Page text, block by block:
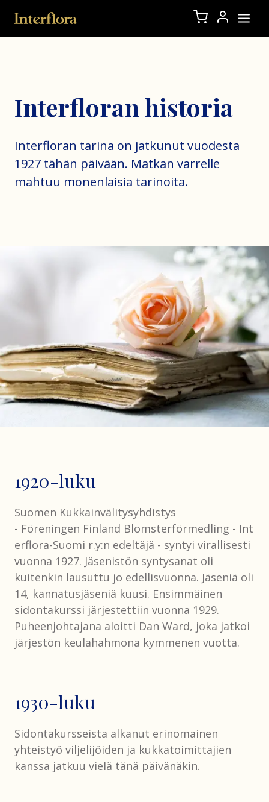
Interfloran historia
Interfloran tarina on jatkunut vuodesta
1927 tähän päivään. Matkan varrelle
mahtuu monenlaisia tarinoita.
1920-luku
Suomen Kukkainvälitysyhdistys
- Föreningen Finland Blomsterförmedling - Int
erflora-Suomi r.y:n edeltäjä - syntyi virallisesti
vuonna 1927. Jäsenistön syntysanat oli
kuitenkin lausuttu jo edellisvuonna. Jäseniä oli
14, kannatusjäseniä kuusi. Ensimmäinen
sidontakurssi järjestettiin vuonna 1929.
Puheenjohtajana aloitti Dan Ward, joka jatkoi
järjestön keulahahmona kymmenen vuotta.
1930-luku
Sidontakursseista alkanut erinomainen
yhteistyö viljelijöiden ja kukkatoimittajien
kanssa jatkuu vielä tänä päivänäkin.